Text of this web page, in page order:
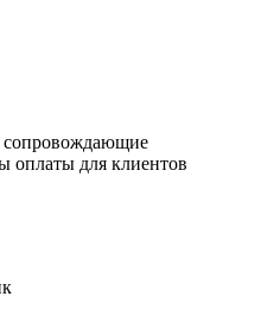
сопровождающие
оплаты для клиентов